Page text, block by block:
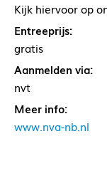
Kijk hiervoor op
Entreeprijs:
gratis
Aanmelden via:
nvt
Meer info:
www.nva-nb.nl